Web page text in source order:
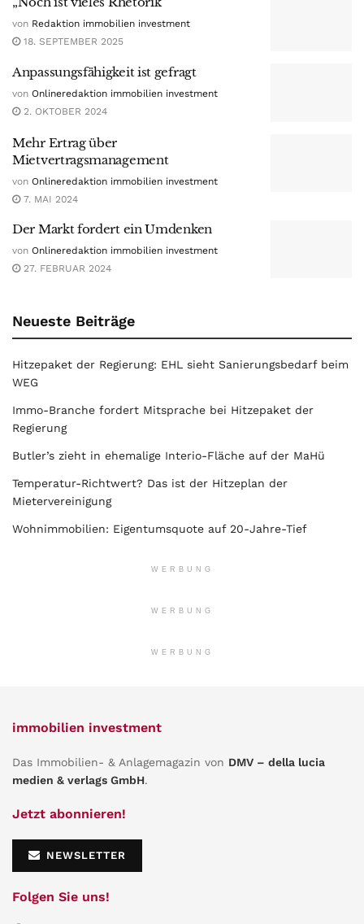
von Redaktion immobilien investment
18. SEPTEMBER 2025
Anpassungsfähigkeit ist gefragt
von Onlineredaktion immobilien investment
2. OKTOBER 2024
Mehr Ertrag über
Mietvertragsmanagement
von Onlineredaktion immobilien investment
7. MAI 2024
Der Markt fordert ein Umdenken
von Onlineredaktion immobilien investment
27. FEBRUAR 2024
Neueste Beiträge
Hitzepaket der Regierung: EHL sieht Sanierungsbedarf beim
WEG
Immo-Branche fordert Mitsprache bei Hitzepaket der
Regierung
Butler’s zieht in ehemalige Interio-Fläche auf der MaHü
Temperatur-Richtwert? Das ist der Hitzeplan der
Mietervereinigung
Wohnimmobilien: Eigentumsquote auf 20-Jahre-Tief
WERBUNG
WERBUNG
WERBUNG
immobilien investment
Das Immobilien- & Anlagemagazin von DMV – della lucia
medien & verlags GmbH.
Jetzt abonnieren!
NEWSLETTER
Folgen Sie uns!